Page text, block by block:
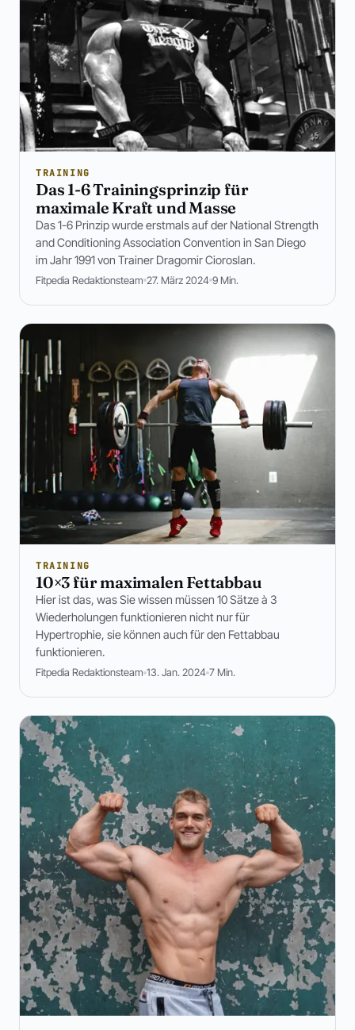
TRAINING
Das 1-6 Trainingsprinzip für
maximale Kraft und Masse
Das 1-6 Prinzip wurde erstmals auf der National Strength
and Conditioning Association Convention in San Diego
im Jahr 1991 von Trainer Dragomir Cioroslan.
Fitpedia Redaktionsteam 27. März 2024 9 Min.
TRAINING
10×3 für maximalen Fettabbau
Hier ist das, was Sie wissen müssen 10 Sätze à 3
Wiederholungen funktionieren nicht nur für
Hypertrophie, sie können auch für den Fettabbau
funktionieren.
Fitpedia Redaktionsteam 13. Jan. 2024 7 Min.